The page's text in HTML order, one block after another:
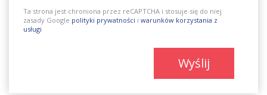
Ta strona jest chroniona przez reCAPTCHA i stosuje się do niej
zasady Google polityki prywatności i warunków korzystania z
usługi
Wyślij